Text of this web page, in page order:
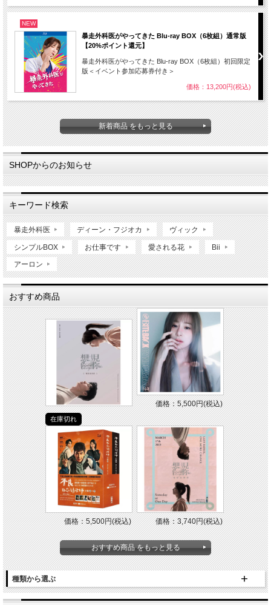
NEW
暴走外科医がやってきた Blu-ray BOX（6枚組）通常版
【20%ポイント還元】
暴走外科医がやってきた Blu-ray BOX（6枚組）初回限定
版＜イベント参加応募券付き＞
価格：13,200円(税込)
新着商品 をもっと見る
SHOPからのお知らせ
キーワード検索
暴走外科医 ディーン・フジオカ ヴィック
シンプルBOX お仕事です 愛される花 Bii
アーロン
おすすめ商品
在庫切れ
価格：5,500円(税込)
価格：5,500円(税込) 価格：3,740円(税込)
おすすめ商品 をもっと見る
種類から選ぶ